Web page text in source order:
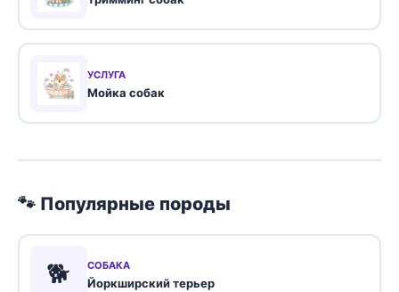
УСЛУГА
Мойка собак
🐾 Популярные породы
🐕 СОБАКА
Йоркширский терьер